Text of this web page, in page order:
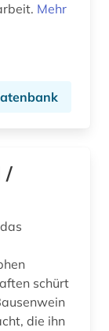
Mehr
/
schürt
die ihn